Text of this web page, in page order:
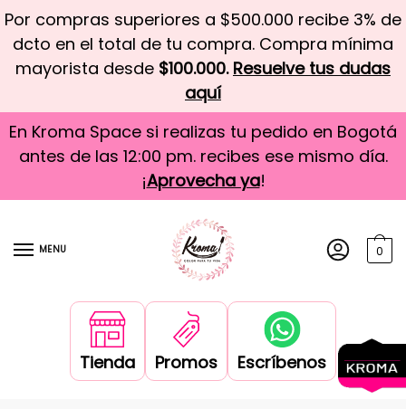
Por compras superiores a $500.000 recibe 3% de
dcto en el total de tu compra. Compra mínima
mayorista desde $100.000. Resuelve tus dudas
aquí
En Kroma Space si realizas tu pedido en Bogotá
antes de las 12:00 pm. recibes ese mismo día.
¡Aprovecha ya!
MENU 0
Tienda Promos Escríbenos